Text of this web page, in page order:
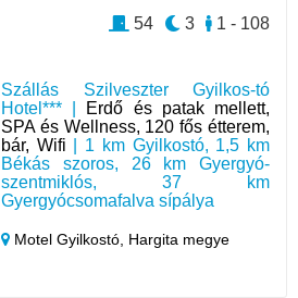
Szállás Szilveszter Gyilkos-tó
Hotel*** | Erdő és patak mellett,
SPA és Wellness, 120 fős étterem,
bár, Wifi | 1 km Gyilkostó, 1,5 km
Békás szoros, 26 km Gyergyó-
szentmiklós, 37 km
Gyergyócsomafalva sípálya
Motel Gyilkostó, Hargita megye
1 - 108
3
54